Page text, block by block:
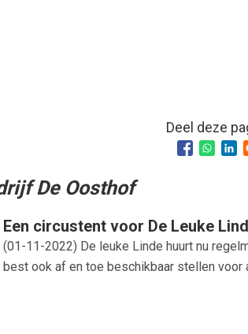
Deel deze
De Oosthof
Een circustent voor De Leuke
(01-11-2022) De leuke Linde huurt nu
best ook af en toe beschikbaar stellen voor